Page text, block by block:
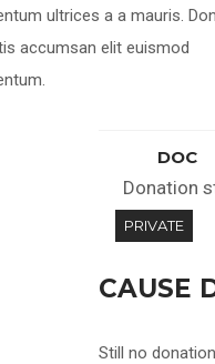
ultrices a a mauris.
accumsan elit euismod
DOC
Donation
PRIVATE
CAUSE
Still no